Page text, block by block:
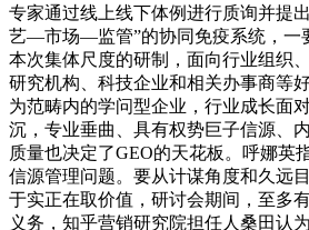
专家通过线上线下体例进行质询并提
艺—市场—监管”的协同免疫系统，一
本次集体尺度的研制，面向行业组织
研究机构、科技企业和相关办事商等
为范畴内的学问型企业，行业成长面
沉，专业垂曲、具有权势巨子信源、
质量也决定了GEO的天花板。呼娜英
信源管理问题。要从计谋角度和久远
于实正在取价值，研讨会期间，至多
义务，知乎营销研究院担任人桑田认